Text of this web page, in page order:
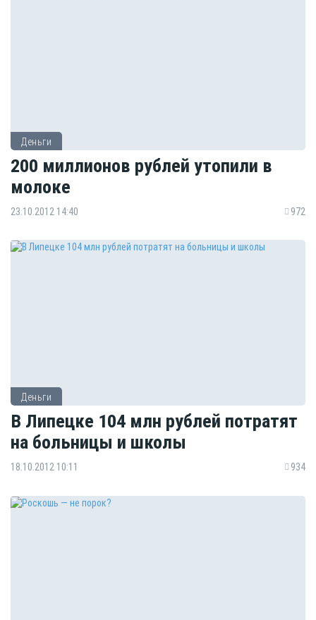
Деньги
200 миллионов рублей утопили в
молоке
23.10.2012 14:40 972
Деньги
В Липецке 104 млн рублей потратят
на больницы и школы
18.10.2012 10:11 934